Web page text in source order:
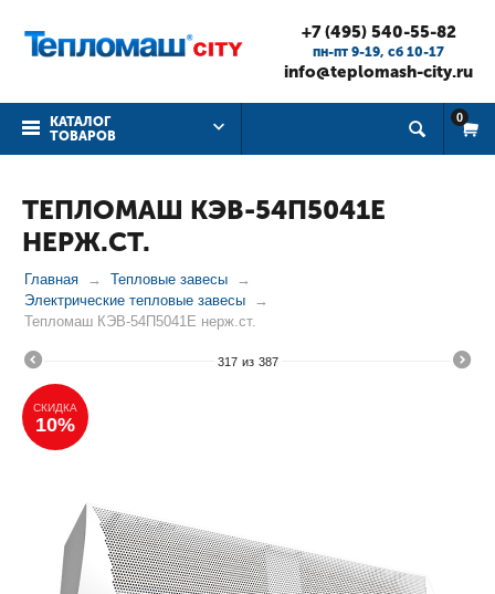
+7 (495) 540-55-82
пн-пт 9-19, cб 10-17
info@teplomash-city.ru
КАТАЛОГ
ТОВАРОВ
0
ТЕПЛОМАШ КЭВ-54П5041Е
НЕРЖ.СТ.
Главная
Тепловые завесы
Электрические тепловые завесы
Тепломаш КЭВ-54П5041Е нерж.ст.
317 из 387
СКИДКА
10%